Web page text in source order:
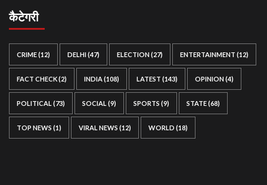
कैटेगरी
CRIME(12) DELHI(47) ELECTION(27) ENTERTAINMENT (12)
FACT CHECK(2) INDIA(108) LATEST (143) OPINION(4)
POLITICAL (73) SOCIAL (9) SPORTS (9) STATE(68)
TOP NEWS (1) VIRAL NEWS (12) WORLD (18)